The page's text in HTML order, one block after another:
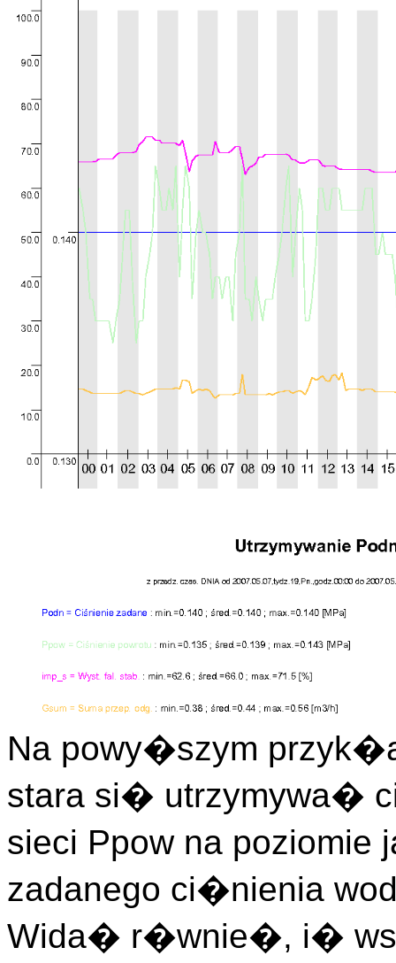
Na powy�szym
stara si� utrzymywa�
sieci Ppow na poziomie
zadanego ci�nienia
Wida� r�wnie�, i�